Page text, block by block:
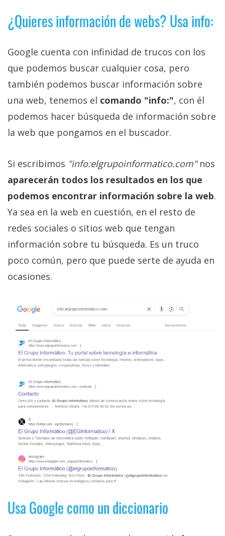
¿Quieres información de webs? Usa info:
Google cuenta con infinidad de trucos con los
que podemos buscar cualquier cosa, pero
también podemos buscar información sobre
una web, tenemos el comando "info:", con él
podemos hacer búsqueda de información sobre
la web que pongamos en el buscador.
Si escribimos "info:elgrupoinformatico.com"nos
aparecerán todos los resultados en los que
podemos encontrar información sobre la web.
Ya sea en la web en cuestión, en el resto de
redes sociales o sitios web que tengan
información sobre tu búsqueda. Es un truco
poco común, pero que puede serte de ayuda en
ocasiones.
Usa Google como un diccionario